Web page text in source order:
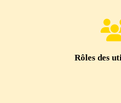
Rôles des